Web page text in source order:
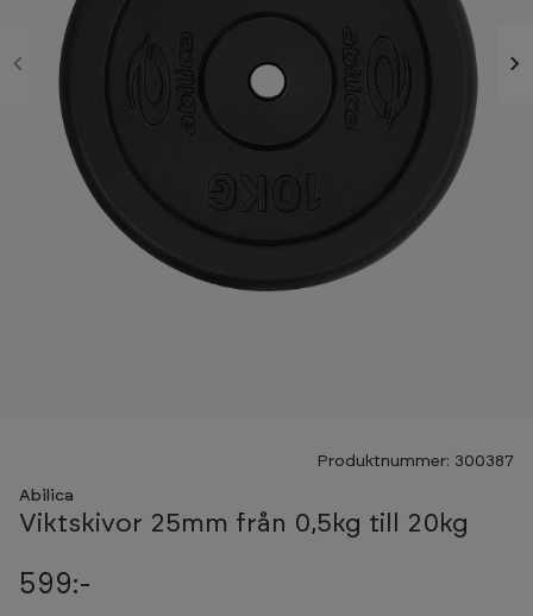
Produktnummer: 300387
Abilica
Viktskivor 25mm från 0,5kg till 20kg
599:-